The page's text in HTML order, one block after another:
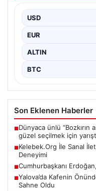
sağlaması ciddi bir
çeşitli…
USD
EUR
ALTIN
BTC
Son Eklenen Haberler
■Dünyaca ünlü “Bozkırın
güzel seçilmek için
■Kelebek.Org İle Sanal
Deneyimi
■Cumhurbaşkanı
■Yalova’da Kafenin
Sahne Oldu